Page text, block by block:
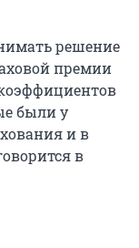
решение
премии
были у
и в
в